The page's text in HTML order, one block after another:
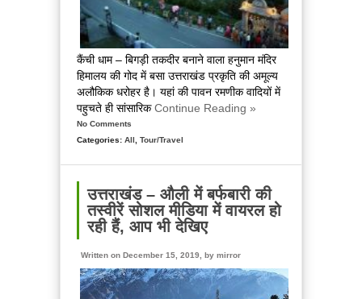
इस
को
कैंची धाम – बिगड़ी तकदीर बनाने वाला हनुमान मंदिर
हिमालय की गोद में बसा उत्तराखंड प्रकृति की अमूल्य
अलौकिक धरोहर है। यहां की पावन रमणीक वादियों में
पहुचते ही सांसारिकContinue Reading »
No Comments
Categories: All Tour/Travel
उत्तराखंड – औली में बर्फबारी की
तस्वीरें सोशल मीडिया में वायरल हो
रही हैंं, आप भी देखिए
Written on December 15, 2019, by mirror